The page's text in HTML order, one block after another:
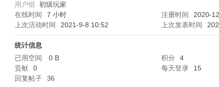
用户组 初级玩家
在线时间
7 小时 注册时间
2020-
上次活动时间
2021-9-8 10:52 上次发表时间
统计信息
已用空间
0 B 积分
4
贡献
0 每天登录
15
回复帖子
36